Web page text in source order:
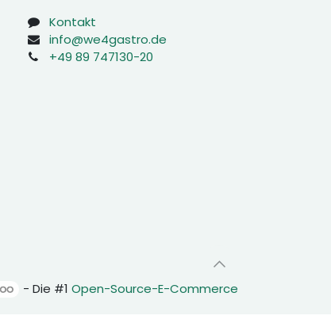
Kontakt
info@we4gastro.de
+49 89 747130-20
- Die #1 Open-Source-E-Commerce